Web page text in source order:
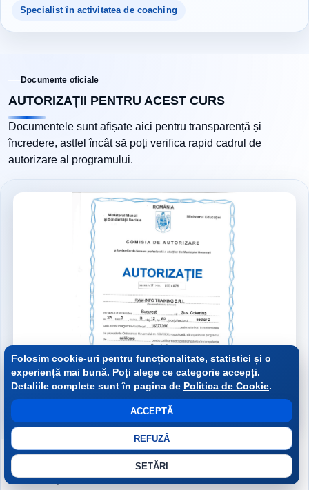
Folosim cookie-uri pentru funcționalitate, statistici și o
experiență mai bună. Poți alege ce categorie accepți.
Detaliile complete sunt în pagina de Politica de Cookie.
ACCEPTĂ
REFUZĂ
SETĂRI
Specialist în activitatea de coaching
Documente oficiale
AUTORIZAȚII PENTRU ACEST CURS
Documentele sunt afișate aici pentru transparență și
încredere, astfel încât să poți verifica rapid cadrul de
autorizare al programului.
Autorizație curs Secretară / Secretariat